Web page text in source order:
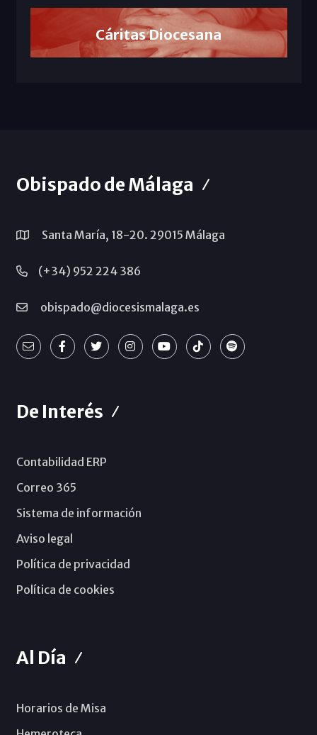
Cáritas Diocesana
Obispado de Málaga
Santa María, 18-20. 29015 Málaga
(+34) 952 224 386
obispado@diocesismalaga.es
De Interés
Contabilidad ERP
Correo 365
Sistema de información
Aviso legal
Política de privacidad
Política de cookies
Al Día
Horarios de Misa